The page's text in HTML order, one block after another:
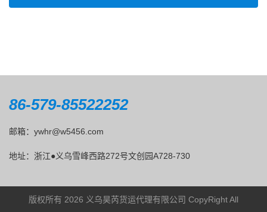
86-579-85522252
邮箱：ywhr@w5456.com
地址：浙江●义乌雪峰西路272号文创园A728-730
版权所有 2026 义乌昊芮货运代理有限公司 CopyRight All